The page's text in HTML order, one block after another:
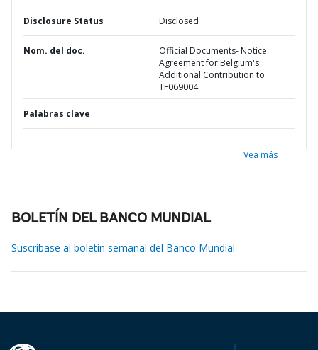
Disclosure Status Disclosed
Nom. del doc.
Official Documents- Notice
Agreement for Belgium's
Additional Contribution to
TF069004
Palabras clave
Vea más
BOLETÍN DEL BANCO MUNDIAL
Suscríbase al boletín semanal del Banco Mundial